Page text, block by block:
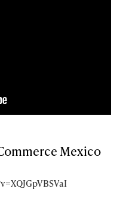
Mexico